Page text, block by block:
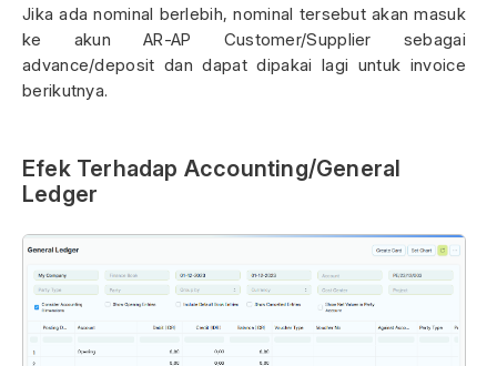
Jika ada nominal berlebih, nominal tersebut akan masuk
ke akun AR-AP Customer/Supplier sebagai
advance/deposit dan dapat dipakai lagi untuk invoice
berikutnya.
Efek Terhadap Accounting/General
Ledger